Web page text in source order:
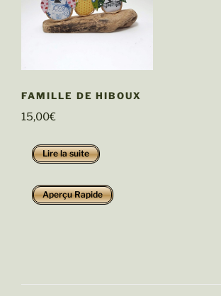
FAMILLE DE HIBOUX
15,00€
Lire la suite
Aperçu Rapide